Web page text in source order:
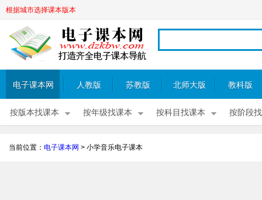
根据城市选择课本版本
电子课本网 人教版 苏教版 北师大版 教科版
按版本找课本 按年级找课本 按科目找课本 按阶段
当前位置： 电子课本网 > 小学音乐电子课本